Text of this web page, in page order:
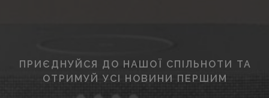
ПРИЄДНУЙСЯ ДО НАШОЇ СПІЛЬНОТИ ТА
ОТРИМУЙ УСІ НОВИНИ ПЕРШИМ